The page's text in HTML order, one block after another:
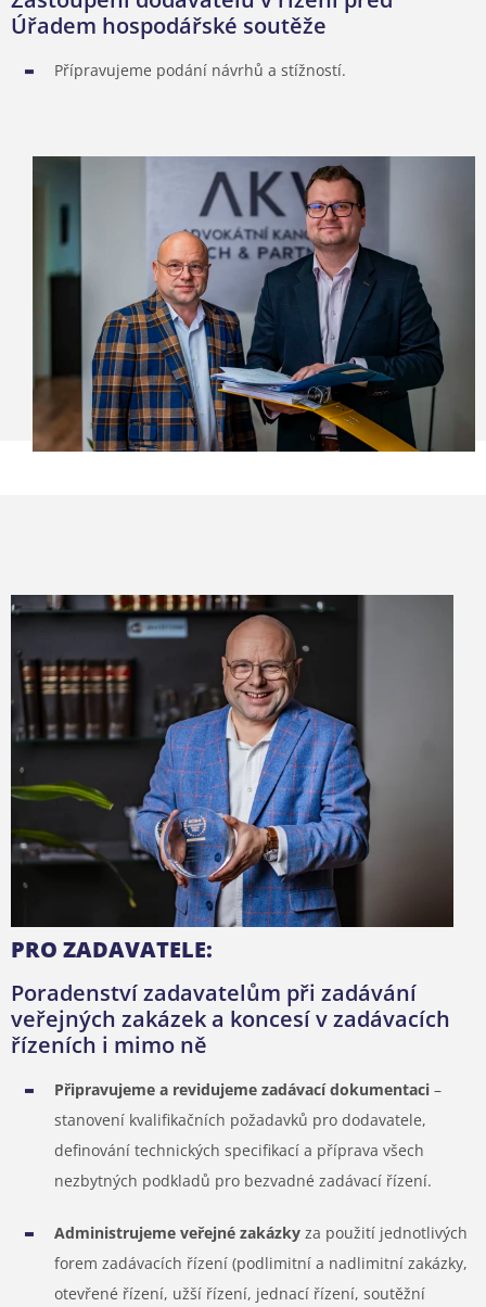
Úřadem hospodářské soutěže
Přípravujeme podání návrhů a stížností.
PRO ZADAVATELE:
Poradenství zadavatelům při zadávání
veřejných zakázek a koncesí v zadávacích
řízeních i mimo ně
Připravujeme a revidujeme zadávací dokumentaci –
stanovení kvalifikačních požadavků pro dodavatele,
definování technických specifikací a příprava všech
nezbytných podkladů pro bezvadné zadávací řízení.
Administrujeme veřejné zakázky za použití jednotlivých
forem zadávacích řízení (podlimitní a nadlimitní zakázky,
otevřené řízení, užší řízení, jednací řízení, soutěžní